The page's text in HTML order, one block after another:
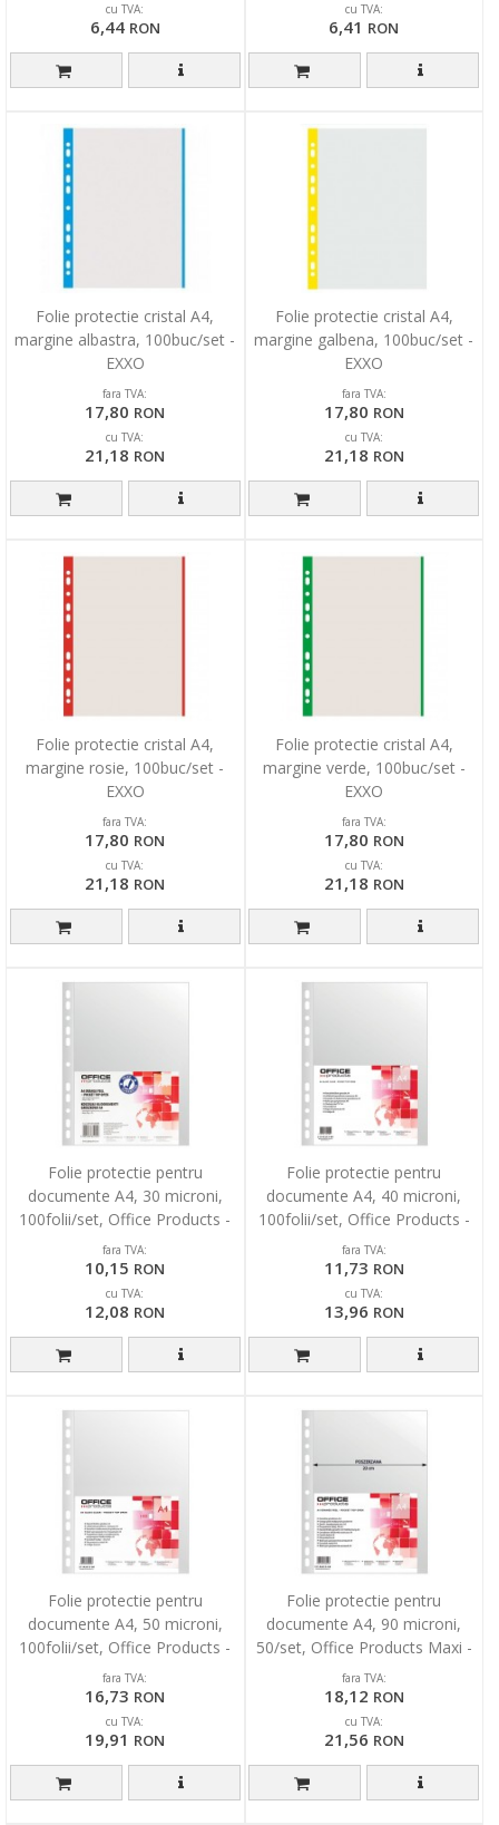
cu TVA:
6,44 RON
cu TVA:
6,41 RON
Folie protectie cristal A4,
margine albastra, 100buc/set -
EXXO
fara TVA:
17,80 RON
cu TVA:
21,18 RON
Folie protectie cristal A4,
margine galbena, 100buc/set -
EXXO
fara TVA:
17,80 RON
cu TVA:
21,18 RON
Folie protectie cristal A4,
margine rosie, 100buc/set -
EXXO
fara TVA:
17,80 RON
cu TVA:
21,18 RON
Folie protectie cristal A4,
margine verde, 100buc/set -
EXXO
fara TVA:
17,80 RON
cu TVA:
21,18 RON
Folie protectie pentru
documente A4, 30 microni,
100folii/set, Office Products -
transparenta
fara TVA:
10,15 RON
cu TVA:
12,08 RON
Folie protectie pentru
documente A4, 40 microni,
100folii/set, Office Products -
transparenta
fara TVA:
11,73 RON
cu TVA:
13,96 RON
Folie protectie pentru
documente A4, 50 microni,
100folii/set, Office Products -
cristal
fara TVA:
16,73 RON
cu TVA:
19,91 RON
Folie protectie pentru
documente A4, 90 microni,
50/set, Office Products Maxi -
transparenta
fara TVA:
18,12 RON
cu TVA:
21,56 RON